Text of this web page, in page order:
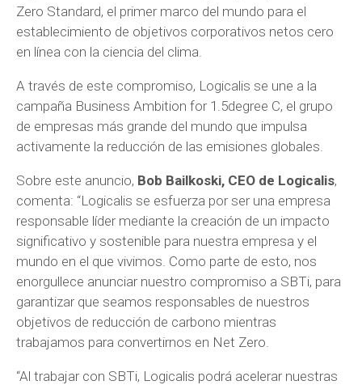
Zero Standard, el primer marco del mundo para el
establecimiento de objetivos corporativos netos cero
en línea con la ciencia del clima.
A través de este compromiso, Logicalis se une a la
campaña Business Ambition for 1.5degree C, el grupo
de empresas más grande del mundo que impulsa
activamente la reducción de las emisiones globales.
Sobre este anuncio, Bob Bailkoski, CEO de Logicalis,
comenta: “Logicalis se esfuerza por ser una empresa
responsable líder mediante la creación de un impacto
significativo y sostenible para nuestra empresa y el
mundo en el que vivimos. Como parte de esto, nos
enorgullece anunciar nuestro compromiso a SBTi, para
garantizar que seamos responsables de nuestros
objetivos de reducción de carbono mientras
trabajamos para convertirnos en Net Zero.
“Al trabajar con SBTi, Logicalis podrá acelerar nuestras